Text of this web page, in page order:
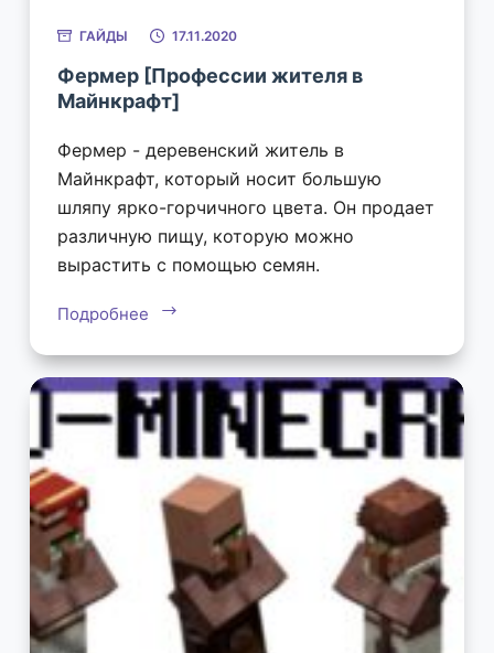
ГАЙДЫ 17.11.2020
Фермер [Профессии жителя в
Майнкрафт]
Фермер - деревенский житель в
Майнкрафт, который носит большую
шляпу ярко-горчичного цвета. Он продает
различную пищу, которую можно
вырастить с помощью семян.
Подробнее